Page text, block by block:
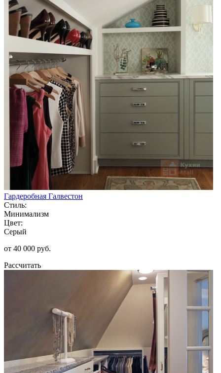
Гардеробная Галвестон
Стиль:
Минимализм
Цвет:
Серый
от 40 000 руб.
Рассчитать